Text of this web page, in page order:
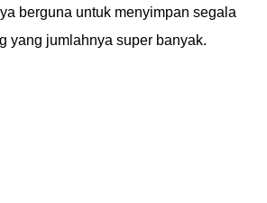
berguna untuk menyimpan segala
yang jumlahnya super banyak.